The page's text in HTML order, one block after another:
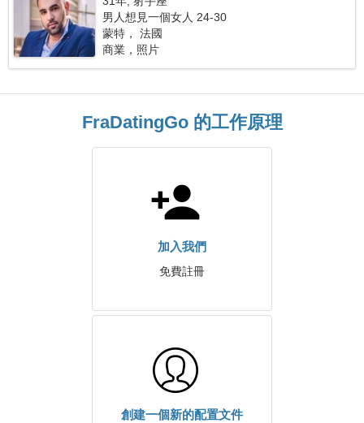
男人想見一個女人 24-30
蒙特， 法國
商業，照片
FraDatingGo 的工作原理
加入我們
免費註冊
創建一個新的配置文件